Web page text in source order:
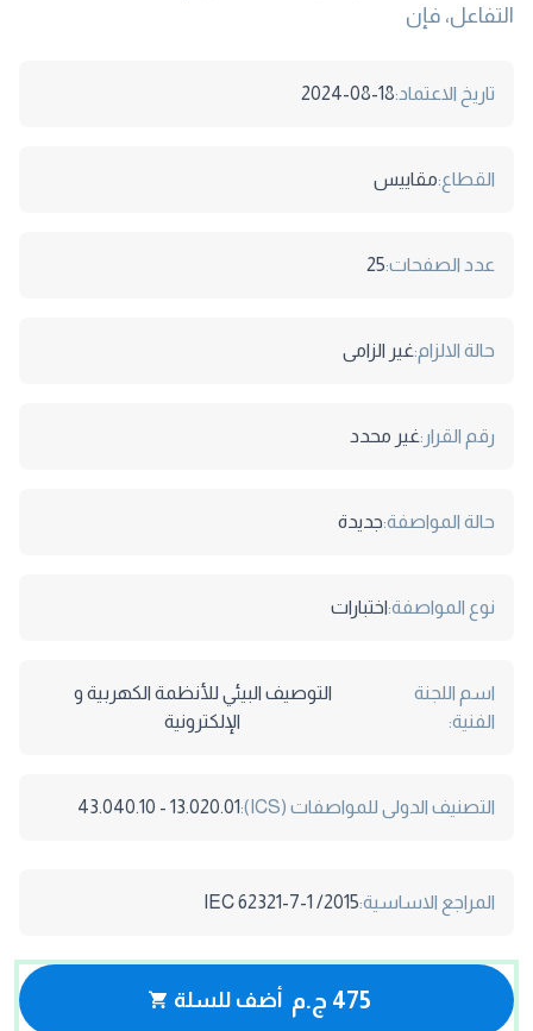
التفاعل، فإن
تاريخ الاعتماد:2024-08-18
القطاع:مقاييس
عدد الصفحات:25
حالة الالزام:غير الزامى
رقم القرار:غير محدد
حالة المواصفة:جديدة
نوع المواصفة:اختبارات
اسم اللجنة
الفنية:
التوصيف البيئي للأنظمة الكهربية و
الإلكترونية
التصنيف الدولى للمواصفات (ICS): 13.020.01 - 43.040.10
المراجع الاساسية:IEC 62321-7-1 /2015
475 ج.م أضف للسلة